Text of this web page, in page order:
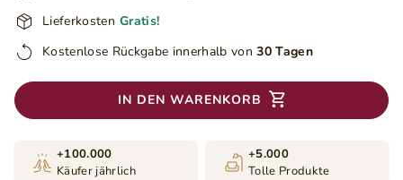
Lieferkosten Gratis!
Kostenlose Rückgabe innerhalb von 30 Tagen
IN DEN WARENKORB
+100.000
Käufer jährlich
+5.000
Tolle Produkte